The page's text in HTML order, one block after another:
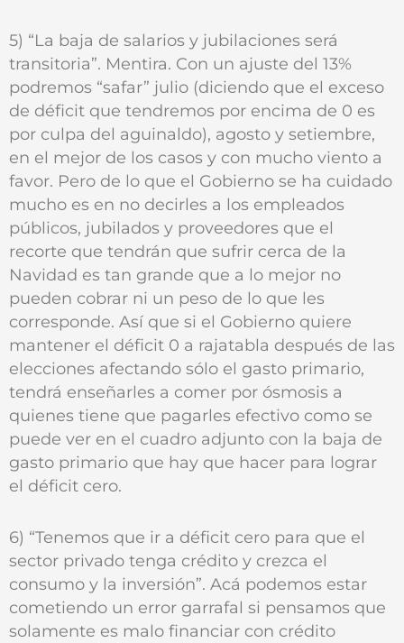
5) “La baja de salarios y jubilaciones será
transitoria”. Mentira. Con un ajuste del 13%
podremos “safar” julio (diciendo que el exceso
de déficit que tendremos por encima de 0 es
por culpa del aguinaldo), agosto y setiembre,
en el mejor de los casos y con mucho viento a
favor. Pero de lo que el Gobierno se ha cuidado
mucho es en no decirles a los empleados
públicos, jubilados y proveedores que el
recorte que tendrán que sufrir cerca de la
Navidad es tan grande que a lo mejor no
pueden cobrar ni un peso de lo que les
corresponde. Así que si el Gobierno quiere
mantener el déficit 0 a rajatabla después de las
elecciones afectando sólo el gasto primario,
tendrá enseñarles a comer por ósmosis a
quienes tiene que pagarles efectivo como se
puede ver en el cuadro adjunto con la baja de
gasto primario que hay que hacer para lograr
el déficit cero.
6) “Tenemos que ir a déficit cero para que el
sector privado tenga crédito y crezca el
consumo y la inversión”. Acá podemos estar
cometiendo un error garrafal si pensamos que
solamente es malo financiar con crédito